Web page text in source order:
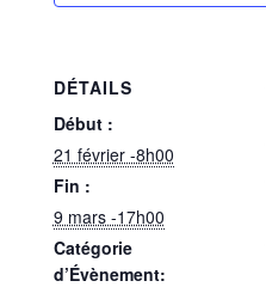
DÉTAILS
Début :
21 février -8h00
Fin :
9 mars -17h00
Catégorie
d’Évènement: